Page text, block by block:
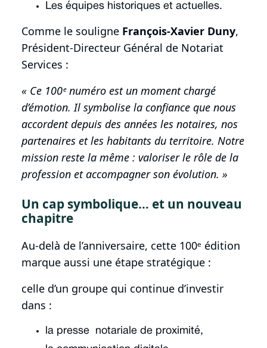
Les équipes historiques et actuelles.
Comme le souligne François-Xavier Duny,
Président-Directeur Général de Notariat
Services :
« Ce 100ᵉ numéro est un moment chargé
d’émotion. Il symbolise la confiance que nous
accordent depuis des années les notaires, nos
partenaires et les habitants du territoire. Notre
mission reste la même : valoriser le rôle de la
profession et accompagner son évolution. »
Un cap symbolique… et un nouveau
chapitre
Au-delà de l’anniversaire, cette 100ᵉ édition
marque aussi une étape stratégique :
celle d’un groupe qui continue d’investir
dans :
la presse notariale de proximité,